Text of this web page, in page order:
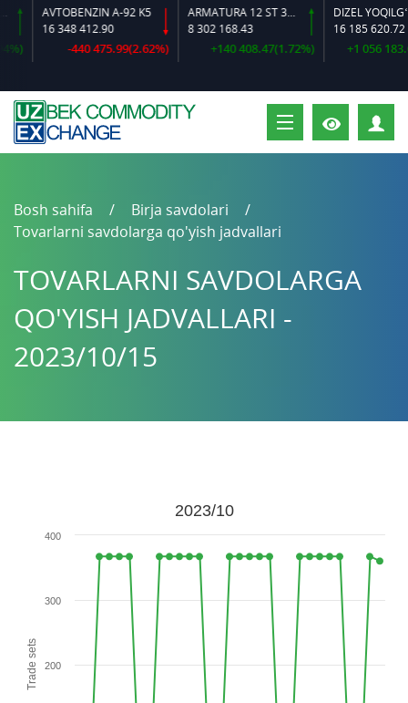
AVTOBENZIN A-92 K5
16 348 412.90
-440 475.99(2.62%)
ARMATURA 12 ST 35 GS O‘LCHAMLI
8 302 168.43
+140 408.47(1.72%)
DIZEL YOQILG‘ISI
16 185 620.72
+1 056
Bosh sahifa
Birja savdolari
Tovarlarni savdolarga qo'yish jadvallari
TOVARLARNI SAVDOLARGA
QO'YISH JADVALLARI -
2023/10/15
Trade sets
2023/10
200
300
400